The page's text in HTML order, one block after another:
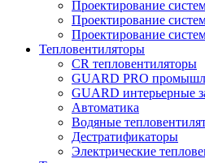
Проектирование
Проектирование
Проектирование
Тепловентиляторы
CR тепловентиляторы
GUARD PRO
GUARD интерьерные
Автоматика
Водяные
Дестратификаторы
Электрические